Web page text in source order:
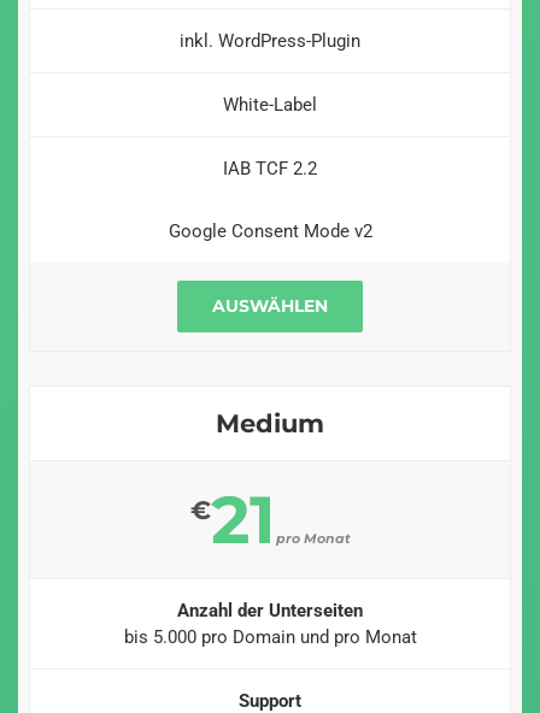
inkl. WordPress-Plugin
White-Label
IAB TCF 2.2
Google Consent Mode v2
AUSWÄHLEN
Medium
€21 pro Monat
Anzahl der Unterseiten
bis 5.000 pro Domain und pro Monat
Support